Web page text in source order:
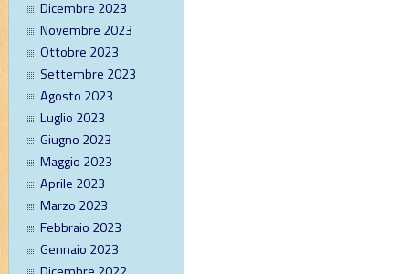
Dicembre 2023
Novembre 2023
Ottobre 2023
Settembre 2023
Agosto 2023
Luglio 2023
Giugno 2023
Maggio 2023
Aprile 2023
Marzo 2023
Febbraio 2023
Gennaio 2023